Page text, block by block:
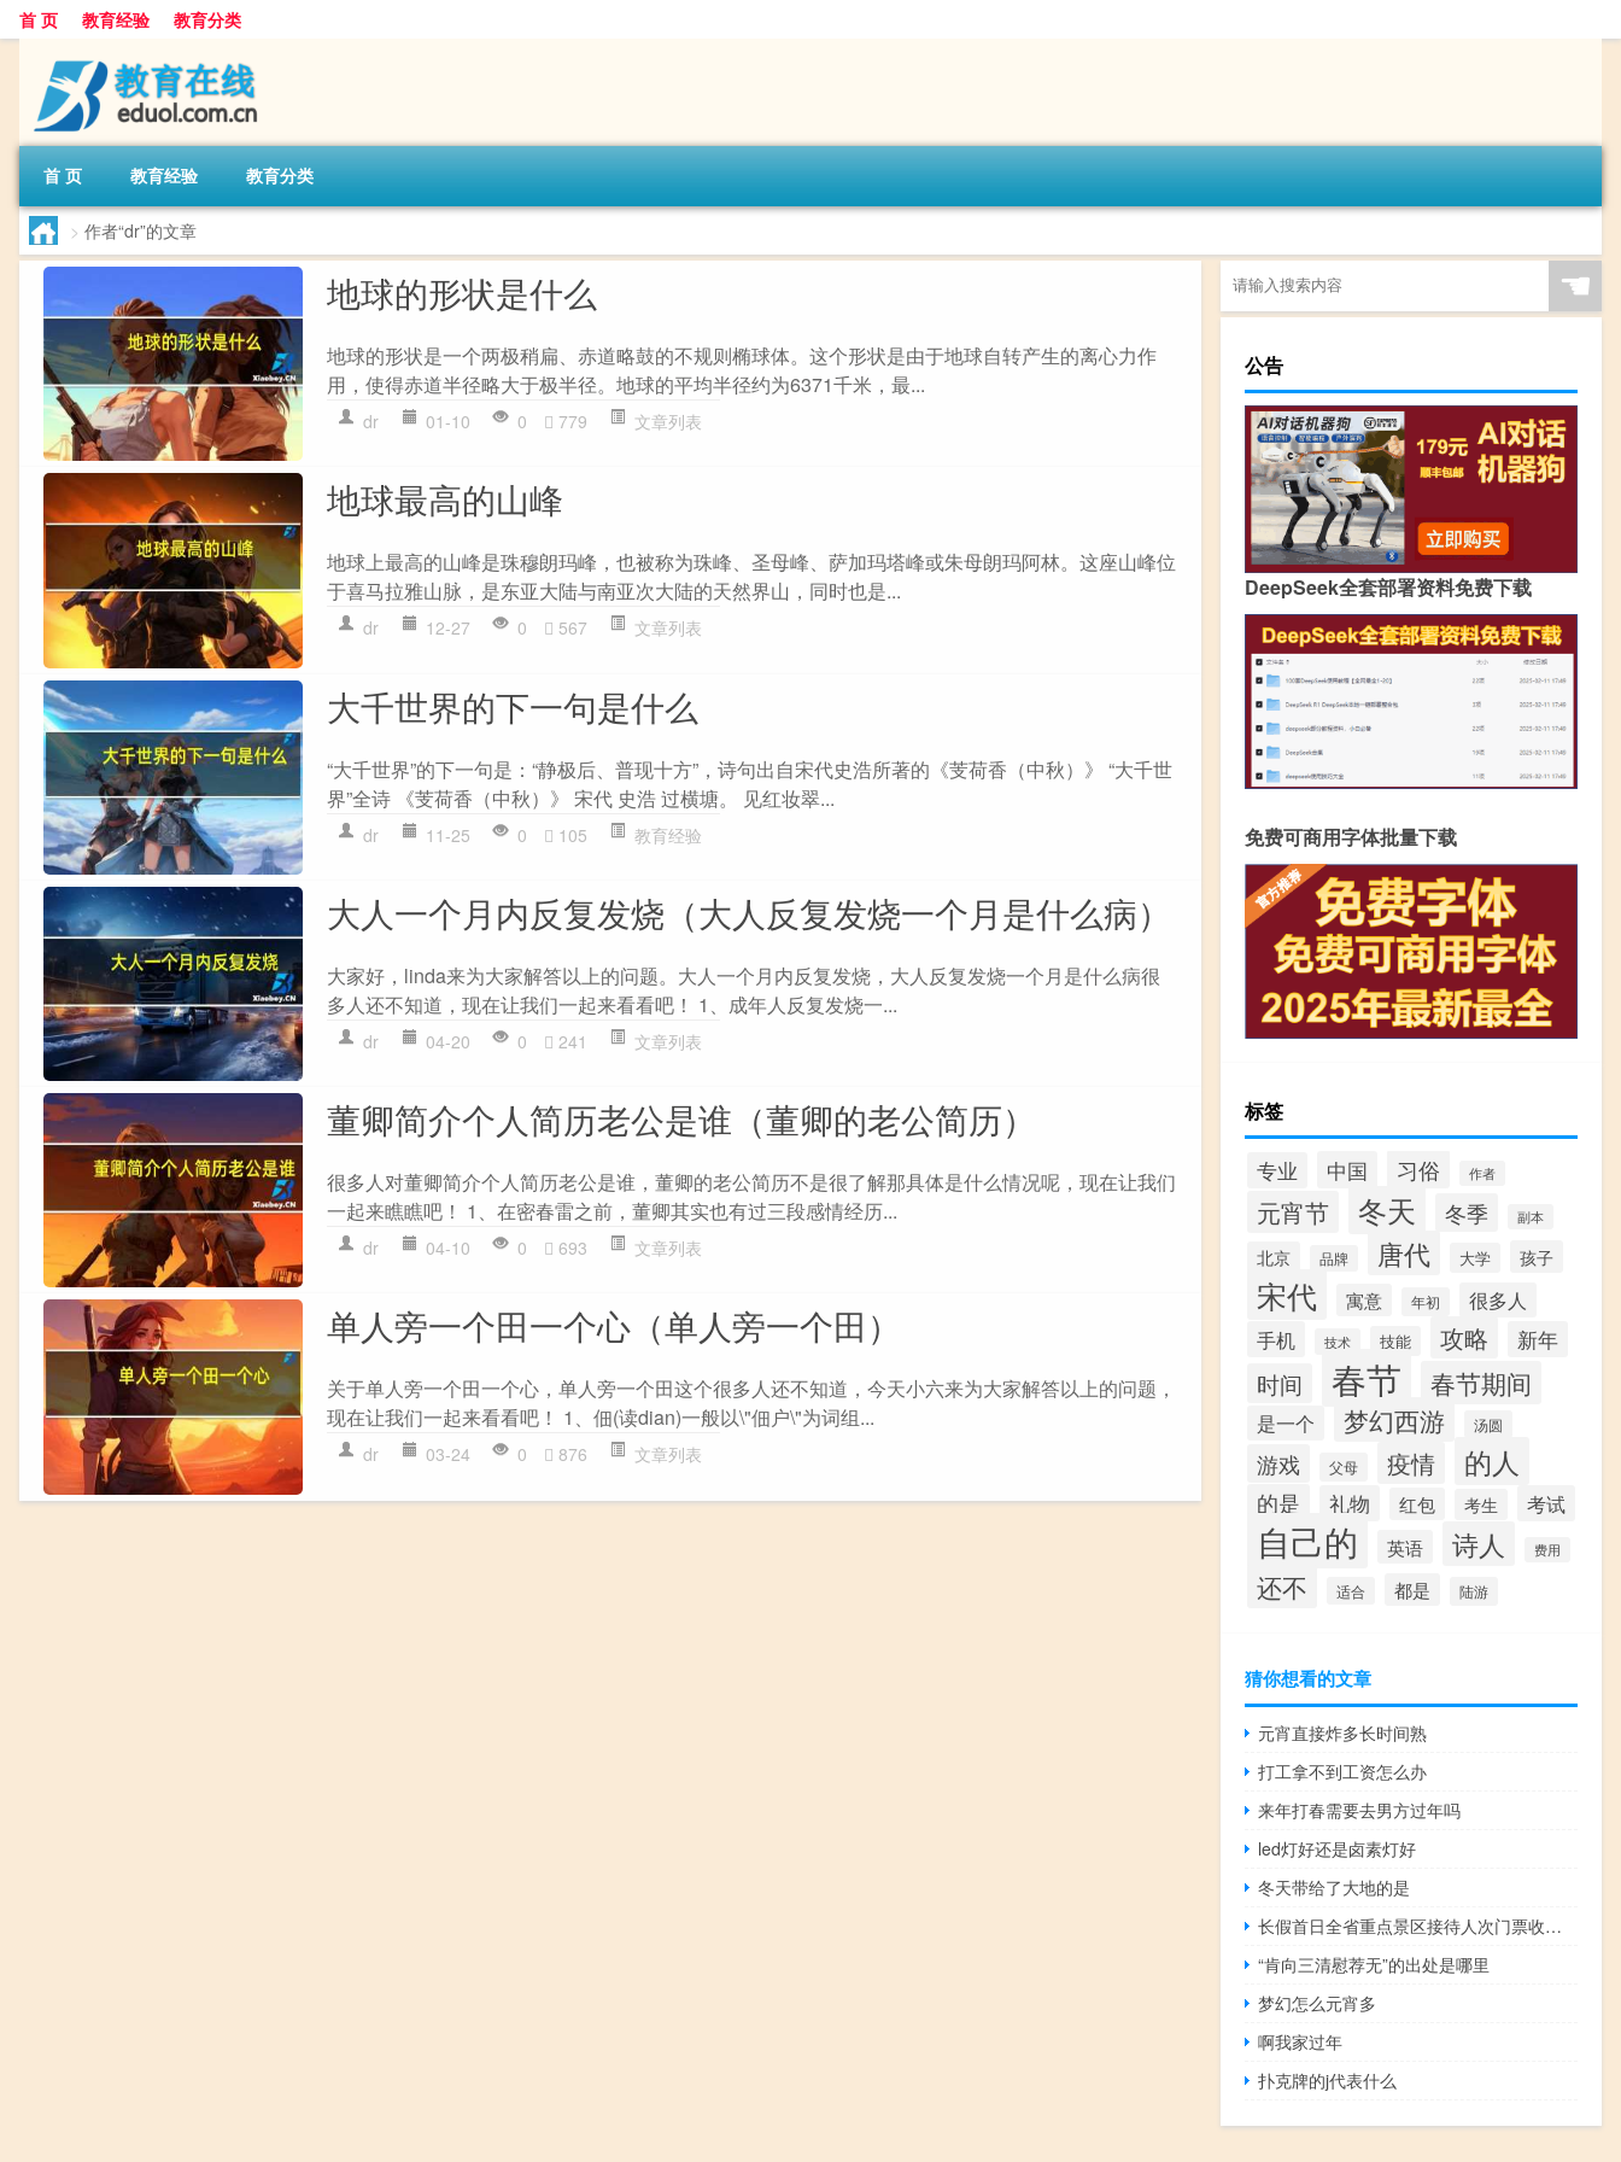
首 页 教育经验 教育分类
首 页 教育经验 教育分类
> 作者“dr”的文章
地球的形状是什么
地球的形状是一个两极稍扁、赤道略鼓的不规则椭球体。这个形状是由于地球自转产生的离心力作
用，使得赤道半径略大于极半径。地球的平均半径约为6371千米，最...
dr 01-10 0 779 文章列表
地球最高的山峰
地球上最高的山峰是珠穆朗玛峰，也被称为珠峰、圣母峰、萨加玛塔峰或朱母朗玛阿林。这座山峰位
于喜马拉雅山脉，是东亚大陆与南亚次大陆的天然界山，同时也是...
dr 12-27 0 567 文章列表
大千世界的下一句是什么
“大千世界”的下一句是：“静极后、普现十方”，诗句出自宋代史浩所著的《芰荷香（中秋）》 “大千世
界”全诗 《芰荷香（中秋）》 宋代 史浩 过横塘。 见红妆翠...
dr 11-25 0 105 教育经验
大人一个月内反复发烧（大人反复发烧一个月是什么病）
大家好，linda来为大家解答以上的问题。大人一个月内反复发烧，大人反复发烧一个月是什么病很
多人还不知道，现在让我们一起来看看吧！ 1、成年人反复发烧一...
dr 04-20 0 241 文章列表
董卿简介个人简历老公是谁（董卿的老公简历）
很多人对董卿简介个人简历老公是谁，董卿的老公简历不是很了解那具体是什么情况呢，现在让我们
一起来瞧瞧吧！ 1、在密春雷之前，董卿其实也有过三段感情经历...
dr 04-10 0 693 文章列表
单人旁一个田一个心（单人旁一个田）
关于单人旁一个田一个心，单人旁一个田这个很多人还不知道，今天小六来为大家解答以上的问题，
现在让我们一起来看看吧！ 1、佃(读dian)一般以\"佃户\"为词组...
dr 03-24 0 876 文章列表
☚
公告
DeepSeek全套部署资料免费下载
免费可商用字体批量下载
标签
专业 中国 习俗 作者
元宵节 冬天 冬季 副本
北京 品牌 唐代 大学 孩子
宋代 寓意 年初 很多人
手机 技术 技能 攻略 新年
时间 春节 春节期间
是一个 梦幻西游 汤圆
游戏 父母 疫情 的人
的是 礼物 红包 考生 考试
自己的 英语 诗人 费用
还不 适合 都是 陆游
猜你想看的文章
元宵直接炸多长时间熟
打工拿不到工资怎么办
来年打春需要去男方过年吗
led灯好还是卤素灯好
冬天带给了大地的是
长假首日全省重点景区接待人次门票收入双增长 到底什么情况嘞
“肯向三清慰荐无”的出处是哪里
梦幻怎么元宵多
啊我家过年
扑克牌的j代表什么